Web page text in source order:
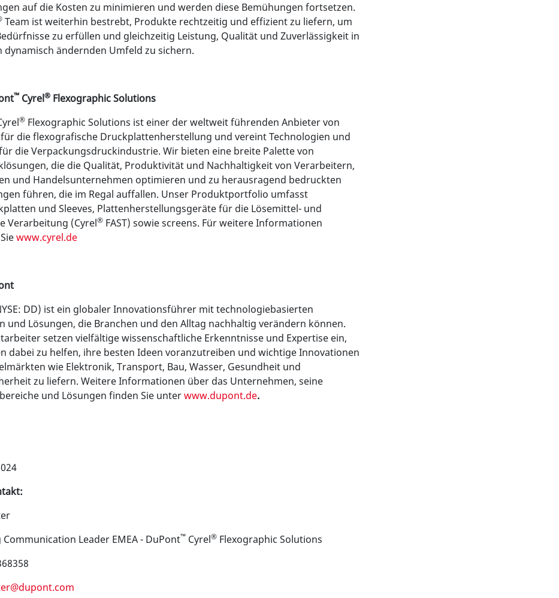
auf die Kosten zu minimieren und werden diese Bemühungen fortsetzen.
Team ist weiterhin bestrebt, Produkte rechtzeitig und effizient zu liefern, um
zu erfüllen und gleichzeitig Leistung, Qualität und Zuverlässigkeit in
dynamisch ändernden Umfeld zu sichern.
™Cyrel®Flexographic Solutions
®Flexographic Solutions ist einer der weltweit führenden Anbieter von
die flexografische Druckplattenherstellung und vereint Technologien und
die Verpackungsdruckindustrie. Wir bieten eine breite Palette von
die die Qualität, Produktivität und Nachhaltigkeit von Verarbeitern,
und Handelsunternehmen optimieren und zu herausragend bedruckten
führen, die im Regal auffallen. Unser Produktportfolio umfasst
und Sleeves, Plattenherstellungsgeräte für die Lösemittel- und
Verarbeitung (Cyrel®FAST) sowie screens. Für weitere Informationen
www.cyrel.de
DD) ist ein globaler Innovationsführer mit technologiebasierten
und Lösungen, die Branchen und den Alltag nachhaltig verändern können.
setzen vielfältige wissenschaftliche Erkenntnisse und Expertise ein,
dabei zu helfen, ihre besten Ideen voranzutreiben und wichtige Innovationen
wie Elektronik, Transport, Bau, Wasser, Gesundheit und
zu liefern. Weitere Informationen über das Unternehmen, seine
und Lösungen finden Sie unterwww.dupont.de.
Leader EMEA - DuPont™Cyrel®Flexographic Solutions